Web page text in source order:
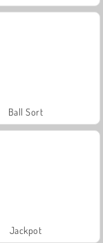
Ball Sort
Jackpot